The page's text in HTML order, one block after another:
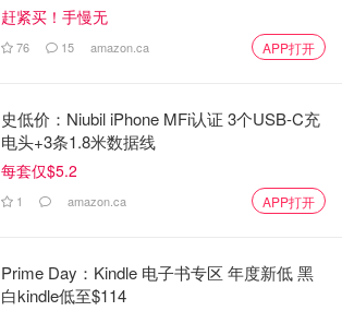
赶紧买！手慢无
76 15 amazon.ca APP打开
史低价：Niubil iPhone MFi认证 3个USB-C充
电头+3条1.8米数据线
每套仅$5.2
1 amazon.ca APP打开
Prime Day：Kindle 电子书专区 年度新低 黑
白kindle低至$114